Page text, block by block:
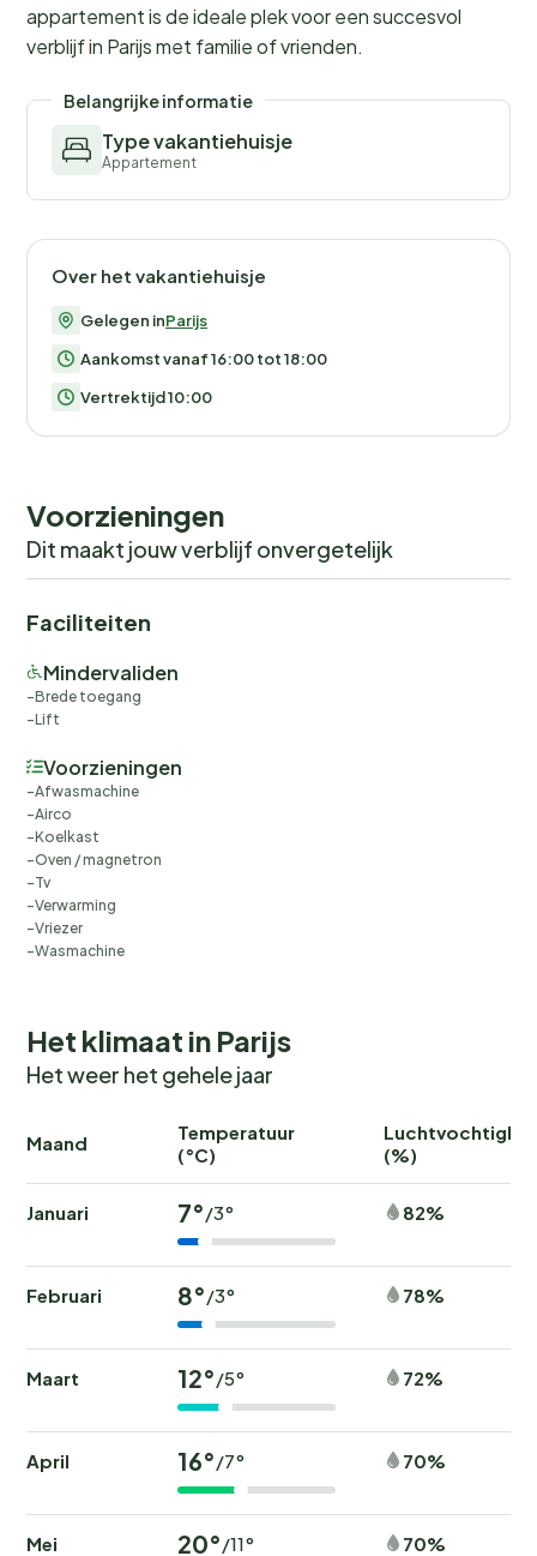
appartement is de ideale plek voor een succesvol
verblijf in Parijs met familie of vrienden.
Belangrijke informatie
Type vakantiehuisje
Appartement
Over het vakantiehuisje
Gelegen inParijs
Aankomst vanaf 16:00 tot 18:00
Vertrektijd 10:00
Voorzieningen
Dit maakt jouw verblijf onvergetelijk
Faciliteiten
Mindervaliden
Brede toegang
Lift
Voorzieningen
Afwasmachine
Airco
Koelkast
Oven / magnetron
Tv
Verwarming
Vriezer
Wasmachine
Het klimaat in Parijs
Het weer het gehele jaar
Maand
Temperatuur
(°C)
(%)
Januari 7°/3° 82%
Februari 8°/3° 78%
Maart 12°/5° 72%
April 16°/7° 70%
Mei 20°/11° 70%